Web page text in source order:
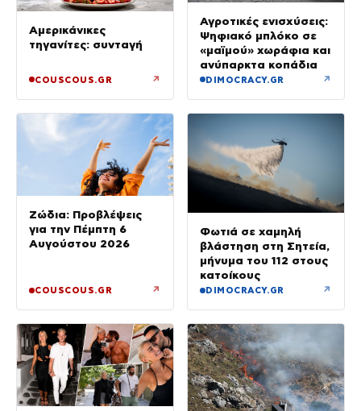
Αμερικάνικες
τηγανίτες: συνταγή
COUSCOUS.GR ↗
Αγροτικές ενισχύσεις:
Ψηφιακό μπλόκο σε
«μαϊμού» χωράφια και
ανύπαρκτα κοπάδια
DIMOCRACY.GR ↗
Ζώδια: Προβλέψεις
για την Πέμπτη 6
Αυγούστου 2026
COUSCOUS.GR ↗
Φωτιά σε χαμηλή
βλάστηση στη Σητεία,
μήνυμα του 112 στους
κατοίκους
DIMOCRACY.GR ↗